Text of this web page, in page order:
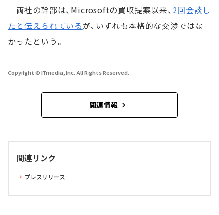
両社の幹部は、Microsoftの買収提案以来、 2回会談し
たと伝えられているが、いずれも本格的な交渉ではな
かったという。
Copyright © ITmedia, Inc. All Rights Reserved.
関連情報
関連リンク
プレスリリース